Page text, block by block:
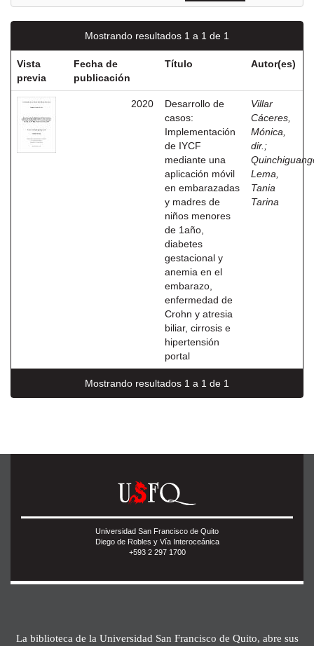
Mostrando resultados 1 a 1 de 1
Vista
previa
Fecha de
publicación
Título Autor(es)
2020
Desarrollo de
casos:
Implementación
de IYCF
mediante una
aplicación móvil
en embarazadas
y madres de
niños menores
de 1año,
diabetes
gestacional y
anemia en el
embarazo,
enfermedad de
Crohn y atresia
biliar, cirrosis e
hipertensión
portal
Villar
Cáceres,
Mónica,
dir. ;
Lema,
Tania
Tarina
Mostrando resultados 1 a 1 de 1
Universidad San Francisco de Quito
Diego de Robles y Vía Interoceánica
+593 2 297 1700
La biblioteca de la Universidad San Francisco de Quito, abre sus